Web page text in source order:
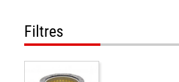
Filtres